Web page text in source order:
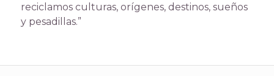
reciclamos culturas, orígenes, destinos, sueños
y pesadillas.”